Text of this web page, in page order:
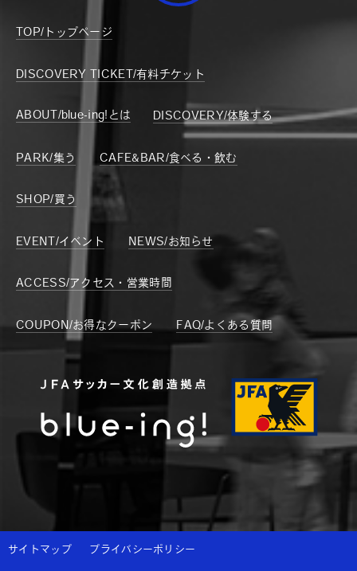
TOP/トップページ
DISCOVERY TICKET/有料チケット
ABOUT/blue-ing!とは DISCOVERY/体験する
PARK/集う CAFE&BAR/食べる・飲む
SHOP/買う
EVENT/イベント NEWS/お知らせ
ACCESS/アクセス・営業時間
COUPON/お得なクーポン FAQ/よくある質問
サイトマップ プライバシーポリシー